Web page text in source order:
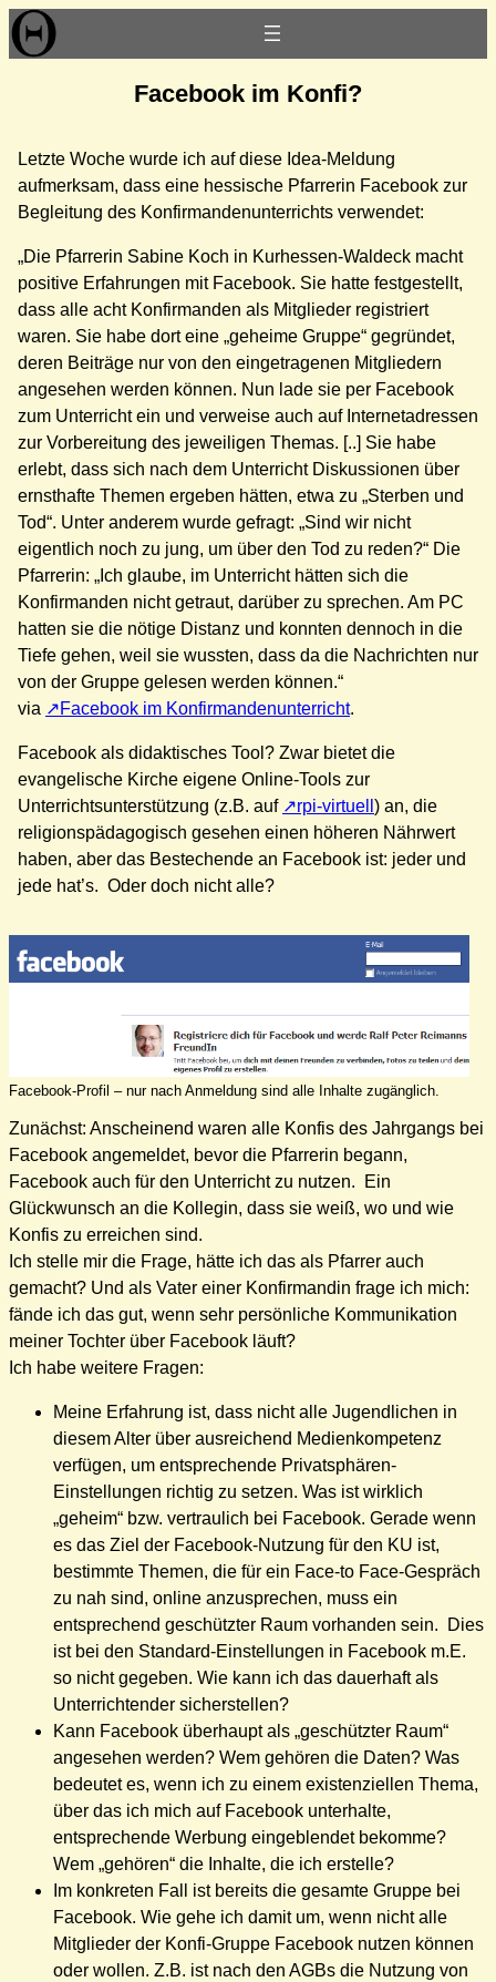
Zum
Inhalt
Facebook im Konfi?
Letzte Woche wurde ich auf diese Idea-Meldung
aufmerksam, dass eine hessische Pfarrerin Facebook zur
Begleitung des Konfirmandenunterrichts verwendet:
„Die Pfarrerin Sabine Koch in Kurhessen-Waldeck macht
positive Erfahrungen mit Facebook. Sie hatte festgestellt,
dass alle acht Konfirmanden als Mitglieder registriert
waren. Sie habe dort eine „geheime Gruppe“ gegründet,
deren Beiträge nur von den eingetragenen Mitgliedern
angesehen werden können. Nun lade sie per Facebook
zum Unterricht ein und verweise auch auf Internetadressen
zur Vorbereitung des jeweiligen Themas. [..] Sie habe
erlebt, dass sich nach dem Unterricht Diskussionen über
ernsthafte Themen ergeben hätten, etwa zu „Sterben und
Tod“. Unter anderem wurde gefragt: „Sind wir nicht
eigentlich noch zu jung, um über den Tod zu reden?“ Die
Pfarrerin: „Ich glaube, im Unterricht hätten sich die
Konfirmanden nicht getraut, darüber zu sprechen. Am PC
hatten sie die nötige Distanz und konnten dennoch in die
Tiefe gehen, weil sie wussten, dass da die Nachrichten nur
von der Gruppe gelesen werden können.“
via
Facebook im Konfirmandenunterricht.
Facebook als didaktisches Tool? Zwar bietet die
evangelische Kirche eigene Online-Tools zur
Unterrichtsunterstützung (z.B. auf
rpi-virtuell ) an, die
religionspädagogisch gesehen einen höheren Nährwert
haben, aber das Bestechende an Facebook ist: jeder und
jede hat’s. Oder doch nicht alle?
Facebook-Profil – nur nach Anmeldung sind alle Inhalte zugänglich.
Zunächst: Anscheinend waren alle Konfis des Jahrgangs bei
Facebook angemeldet, bevor die Pfarrerin begann,
Facebook auch für den Unterricht zu nutzen. Ein
Glückwunsch an die Kollegin, dass sie weiß, wo und wie
Konfis zu erreichen sind.
Ich stelle mir die Frage, hätte ich das als Pfarrer auch
gemacht? Und als Vater einer Konfirmandin frage ich mich:
fände ich das gut, wenn sehr persönliche Kommunikation
meiner Tochter über Facebook läuft?
Ich habe weitere Fragen:
Meine Erfahrung ist, dass nicht alle Jugendlichen in
diesem Alter über ausreichend Medienkompetenz
verfügen, um entsprechende Privatsphären-
Einstellungen richtig zu setzen. Was ist wirklich
„geheim“ bzw. vertraulich bei Facebook. Gerade wenn
es das Ziel der Facebook-Nutzung für den KU ist,
bestimmte Themen, die für ein Face-to Face-Gespräch
zu nah sind, online anzusprechen, muss ein
entsprechend geschützter Raum vorhanden sein. Dies
ist bei den Standard-Einstellungen in Facebook m.E.
so nicht gegeben. Wie kann ich das dauerhaft als
Unterrichtender sicherstellen?
Kann Facebook überhaupt als „geschützter Raum“
angesehen werden? Wem gehören die Daten? Was
bedeutet es, wenn ich zu einem existenziellen Thema,
über das ich mich auf Facebook unterhalte,
entsprechende Werbung eingeblendet bekomme?
Wem „gehören“ die Inhalte, die ich erstelle?
Im konkreten Fall ist bereits die gesamte Gruppe bei
Facebook. Wie gehe ich damit um, wenn nicht alle
Mitglieder der Konfi-Gruppe Facebook nutzen können
oder wollen. Z.B. ist nach den AGBs die Nutzung von